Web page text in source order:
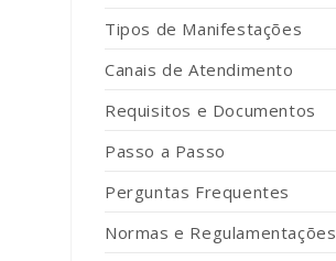
Tipos de Manifestações
Canais de Atendimento
Requisitos e Documentos
Passo a Passo
Perguntas Frequentes
Normas e Regulamentações